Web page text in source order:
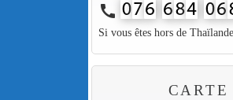
call
Si vous êtes hors de